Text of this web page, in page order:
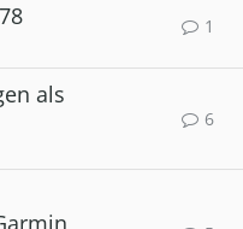
1
als
6